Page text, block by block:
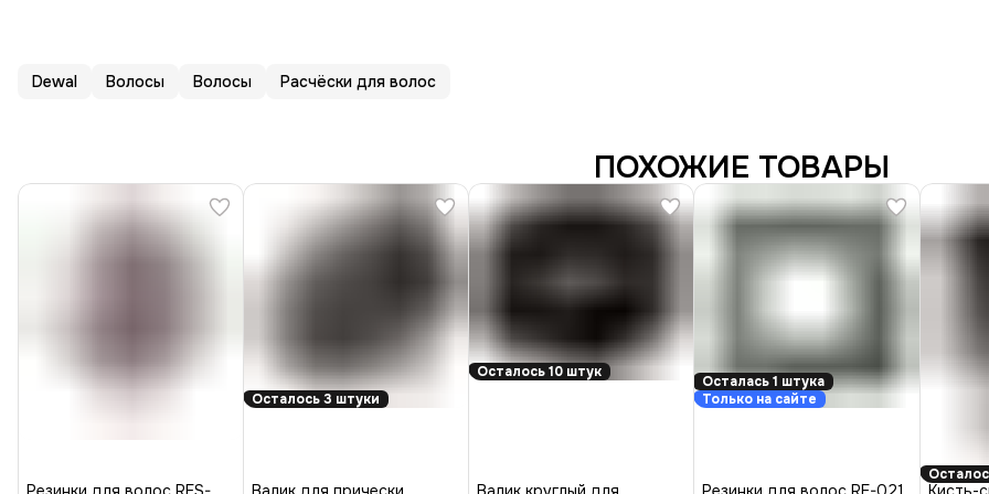
Dewal Волосы Волосы Расчёски для волос
ПОХОЖИЕ ТОВАРЫ
Осталось 3 штуки
Осталось 10 штук
Осталась 1 штука
Только на сайте